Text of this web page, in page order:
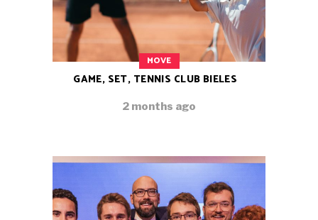
MOVE
GAME, SET, TENNIS CLUB BIELES
2 months ago